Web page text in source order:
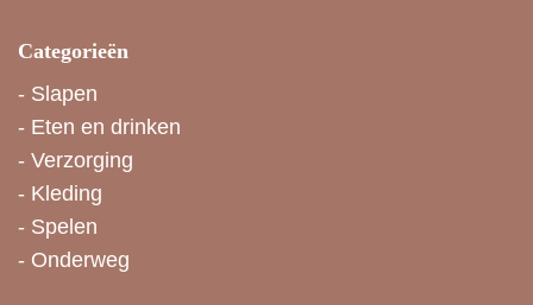
Categorieën
- Slapen
- Eten en drinken
- Verzorging
- Kleding
- Spelen
- Onderweg